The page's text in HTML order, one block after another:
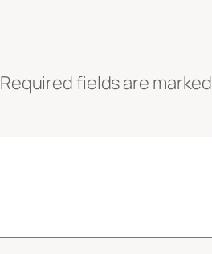
Required fields are marked